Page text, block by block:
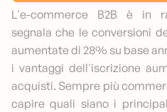
L'e-commerce B2B è in
segnala che le conversioni
aumentate di 28% su base
i vantaggi dell'iscrizione
acquisti. Sempre più
capire quali siano i